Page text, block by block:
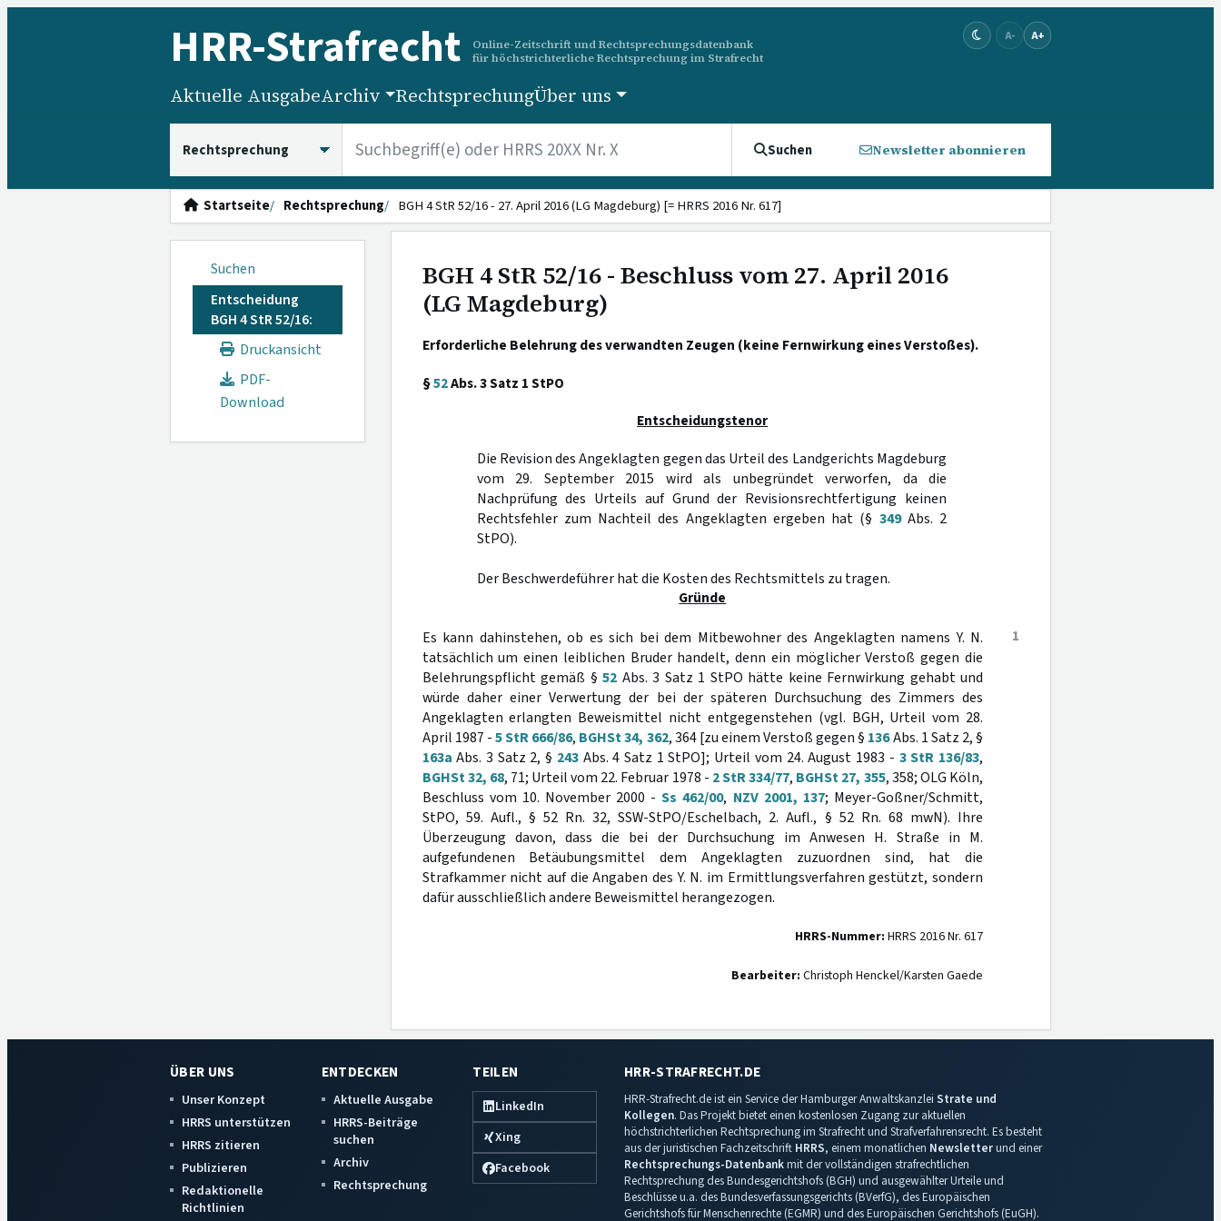
HRR-Strafrecht
Online-Zeitschrift und Rechtsprechungsdatenbank
für höchstrichterliche Rechtsprechung im Strafrecht
A- A+
Aktuelle AusgabeArchiv RechtsprechungÜber uns
Suchen Newsletter abonnieren
Startseite Rechtsprechung BGH 4 StR 52/16 - 27. April 2016 (LG Magdeburg) [= HRRS 2016 Nr. 617]
Suchen
Entscheidung
BGH 4 StR 52/16:
Druckansicht
PDF-
Download
BGH 4 StR 52/16 - Beschluss vom 27. April 2016
(LG Magdeburg)
Erforderliche Belehrung des verwandten Zeugen (keine Fernwirkung eines Verstoßes).
§52Abs. 3 Satz 1 StPO
Entscheidungstenor
Die Revision des Angeklagten gegen das Urteil des Landgerichts Magdeburg
vom 29. September 2015 wird als unbegründet verworfen, da die
Nachprüfung des Urteils auf Grund der Revisionsrechtfertigung keinen
Rechtsfehler zum Nachteil des Angeklagten ergeben hat (§ 349Abs. 2
StPO).
Der Beschwerdeführer hat die Kosten des Rechtsmittels zu tragen.
Gründe
1
Es kann dahinstehen, ob es sich bei dem Mitbewohner des Angeklagten namens Y. N.
tatsächlich um einen leiblichen Bruder handelt, denn ein möglicher Verstoß gegen die
Belehrungspflicht gemäß § 52 Abs. 3 Satz 1 StPO hätte keine Fernwirkung gehabt und
würde daher einer Verwertung der bei der späteren Durchsuchung des Zimmers des
Angeklagten erlangten Beweismittel nicht entgegenstehen (vgl. BGH, Urteil vom 28.
April 1987 -5 StR 666/86, BGHSt 34, 362, 364 [zu einem Verstoß gegen § 136Abs. 1 Satz 2, §
163a Abs. 3 Satz 2, § 243Abs. 4 Satz 1 StPO]; Urteil vom 24. August 1983 - 3 StR 136/83,
BGHSt 32, 68, 71; Urteil vom 22. Februar 1978 - 2 StR 334/77, BGHSt 27, 355, 358; OLG Köln,
Beschluss vom 10. November 2000 -Ss 462/00, NZV 2001, 137; Meyer-Goßner/Schmitt,
StPO, 59. Aufl., § 52 Rn. 32, SSW-StPO/Eschelbach, 2. Aufl., § 52 Rn. 68 mwN). Ihre
Überzeugung davon, dass die bei der Durchsuchung im Anwesen H. Straße in M.
aufgefundenen Betäubungsmittel dem Angeklagten zuzuordnen sind, hat die
Strafkammer nicht auf die Angaben des Y. N. im Ermittlungsverfahren gestützt, sondern
dafür ausschließlich andere Beweismittel herangezogen.
HRRS-Nummer: HRRS 2016 Nr. 617
Bearbeiter: Christoph Henckel/Karsten Gaede
ÜBER UNS
Unser Konzept
HRRS unterstützen
HRRS zitieren
Publizieren
Redaktionelle
Richtlinien
ENTDECKEN
Aktuelle Ausgabe
HRRS-Beiträge
suchen
Archiv
Rechtsprechung
TEILEN
LinkedIn
Xing
Facebook
HRR-STRAFRECHT.DE
HRR-Strafrecht.de ist ein Service der Hamburger Anwaltskanzlei Strate und
Kollegen. Das Projekt bietet einen kostenlosen Zugang zur aktuellen
höchstrichterlichen Rechtsprechung im Strafrecht und Strafverfahrensrecht. Es besteht
aus der juristischen Fachzeitschrift HRRS, einem monatlichen Newsletterund einer
Rechtsprechungs-Datenbankmit der vollständigen strafrechtlichen
Rechtsprechung des Bundesgerichtshofs (BGH) und ausgewählter Urteile und
Beschlüsse u.a. des Bundesverfassungsgerichts (BVerfG), des Europäischen
Gerichtshofs für Menschenrechte (EGMR) und des Europäischen Gerichtshofs (EuGH).